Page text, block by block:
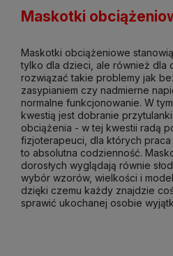
Maskotki
Maskotki obciążeniowe
tylko dla dzieci, ale również dla
rozwiązać takie problemy jak
zasypianiem czy nadmierne
normalne funkcjonowanie. W
kwestią jest dobranie
obciążenia - w tej kwestii radą
fizjoterapeuci, dla których
to absolutna codzienność.
dorosłych wyglądają równie
wybór wzorów, wielkości i
dzięki czemu każdy znajdzie
sprawić ukochanej osobie